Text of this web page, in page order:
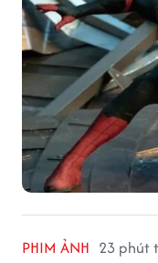
PHIM ẢNH 23 phút